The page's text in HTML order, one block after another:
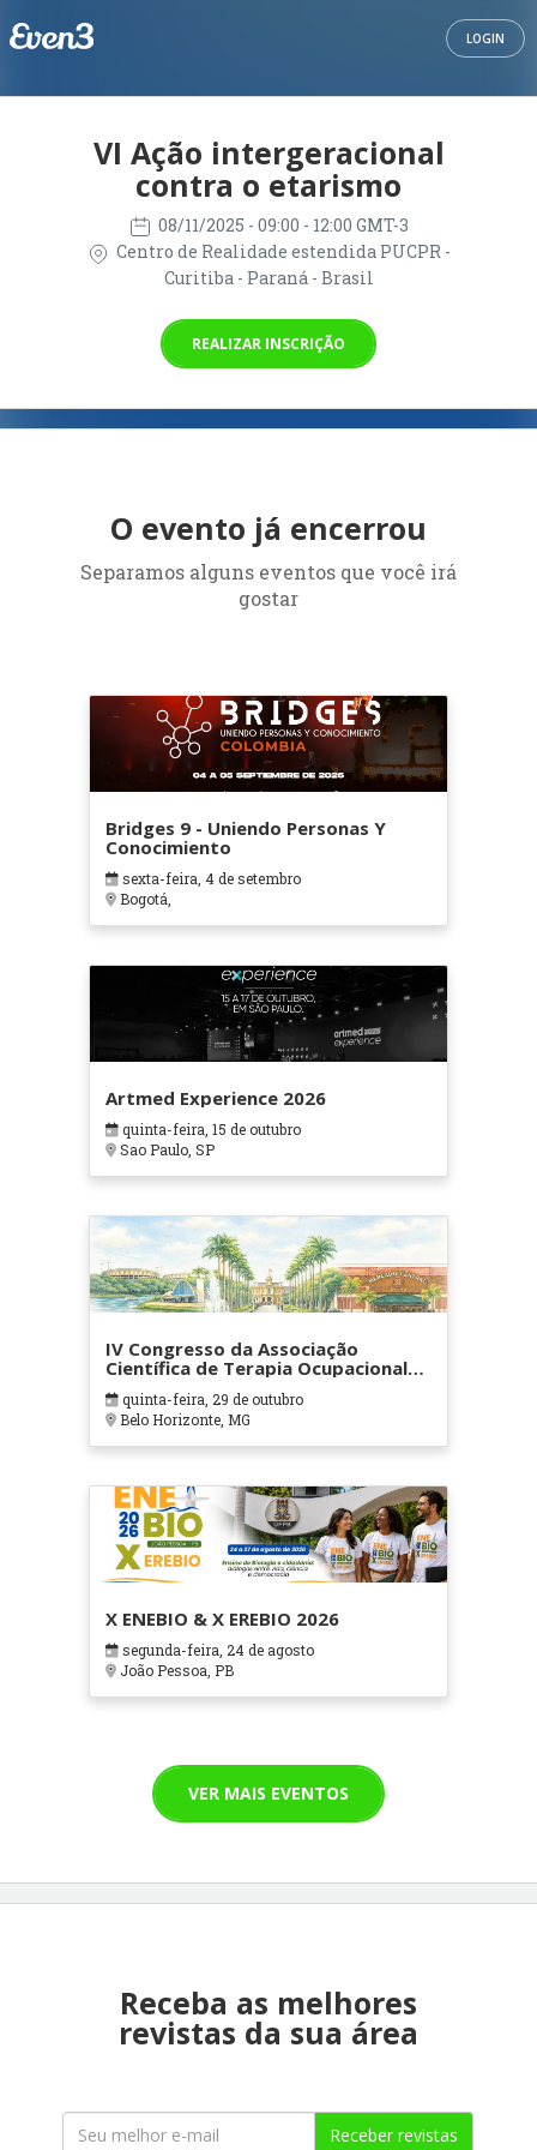
LOGIN
VI Ação intergeracional
contra o etarismo
08/11/2025 - 09:00 - 12:00 GMT-3
Centro de Realidade estendida PUCPR -
Curitiba - Paraná - Brasil
REALIZAR INSCRIÇÃO
O evento já encerrou
Separamos alguns eventos que você irá
gostar
Bridges 9 - Uniendo Personas Y
Conocimiento
sexta-feira, 4 de setembro
Bogotá,
Artmed Experience 2026
quinta-feira, 15 de outubro
Sao Paulo, SP
IV Congresso da Associação
Científica de Terapia Ocupacional
em Contextos Hospitalares e
Cuidados Paliativos - ATOHOSP
quinta-feira, 29 de outubro
Belo Horizonte, MG
X ENEBIO & X EREBIO 2026
segunda-feira, 24 de agosto
João Pessoa, PB
VER MAIS EVENTOS
Receba as melhores
revistas da sua área
Receber revistas